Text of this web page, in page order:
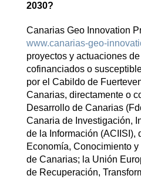
2030?
Canarias Geo Innovation
www.canarias-geo-
proyectos y actuaciones
cofinanciados o
por el Cabildo de
Canarias, directamente o
Desarrollo de Canarias
Canaria de Investigación,
de la Información (ACIISI),
Economía, Conocimiento
de Canarias; la Unión
de Recuperación,